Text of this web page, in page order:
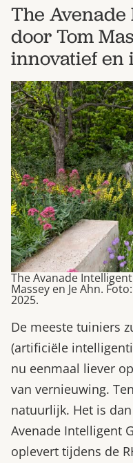
The
door Tom
innovatief en
The Avanade
Massey en Je Ahn.
2025.
De meeste tuiniers
(artificiële
nu eenmaal liever
van vernieuwing.
natuurlijk. Het is
Avenade Intelligent
oplevert tijdens de